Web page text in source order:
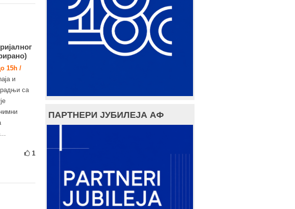
15h /
и
са
1
ПАРТНЕРИ ЈУБИЛЕЈА АФ